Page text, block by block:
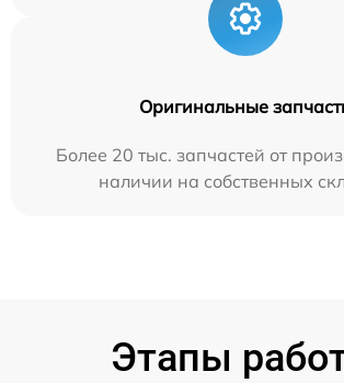
Оригинальные
Более 20 тыс. запчастей от
наличии на собственных
Этапы